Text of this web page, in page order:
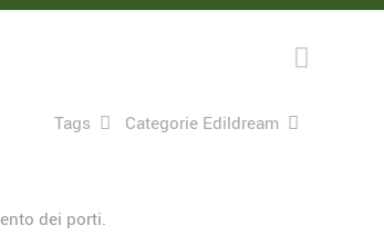
Categorie Edildream
Tags
dei porti.